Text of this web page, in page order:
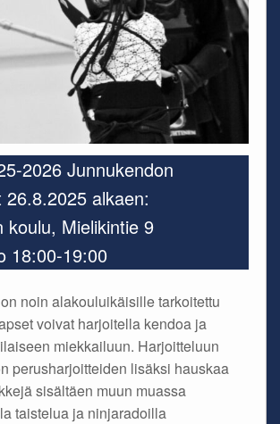
2026 Junnukendon
26.8.2025 alkaen:
koulu, Mielikintie 9
18:00-19:00
on noin alakouluikäisille tarkoitettu
voivat harjoitella kendoa ja
miekkailuun. Harjoitteluun
perusharjoitteiden lisäksi hauskaa
sisältäen muun muassa
taistelua ja ninjaradoilla